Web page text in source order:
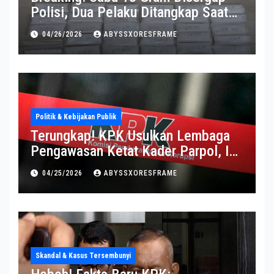
Polisi, Dua Pelaku Ditangkap Saat
Operasi Berlangsung Di Tempat
04/26/2026 ABYSSXORESFRAME
Politik & Kebijakan Publik
Terungkap! KPK Usulkan Lembaga
Pengawasan Ketat Kader Parpol, Ini
Alasannya
04/25/2026 ABYSSXORESFRAME
Skandal & Kasus Tersembunyi